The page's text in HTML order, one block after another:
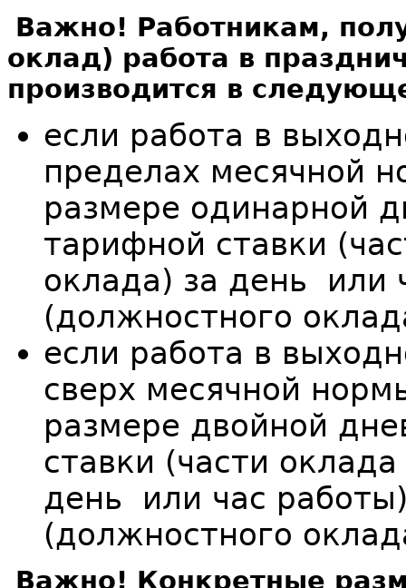
Важно! Работникам,
оклад) работа в
производится в
если работа в
пределах месячной
размере одинарной
тарифной ставки
оклада) за день или
(должностного
если работа в
сверх месячной
размере двойной
ставки (части
день или час
(должностного
Важно! Конкретные